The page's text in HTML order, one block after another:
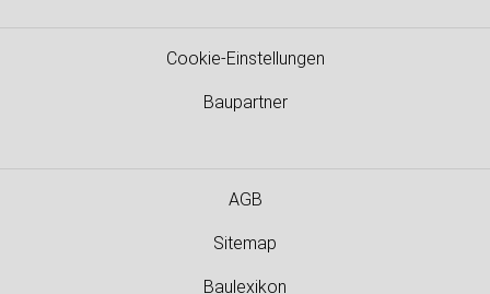
Cookie-Einstellungen
Baupartner
AGB
Sitemap
Baulexikon